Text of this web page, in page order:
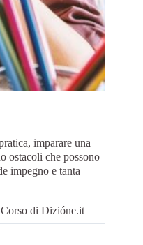
imparare una
ostacoli che possono
impegno e tanta
di Dizióne.it